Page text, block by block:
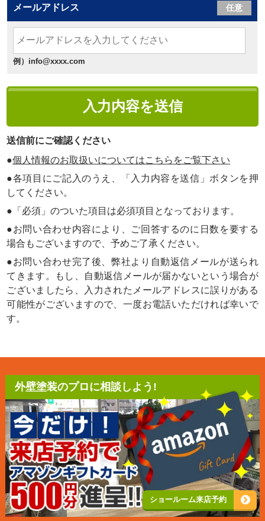
メールアドレス 任意
例）info@xxxx.com
送信前にご確認ください
●個人情報のお取扱いについてはこちらをご覧下さい
●各項目にご記入のうえ、「入力内容を送信」ボタンを押
してください。
●「必須」のついた項目は必須項目となっております。
●お問い合わせ内容により、ご回答するのに日数を要する
場合もございますので、予めご了承ください。
●お問い合わせ完了後、弊社より自動返信メールが送られ
てきます。もし、自動返信メールが届かないという場合が
ございましたら、入力されたメールアドレスに誤りがある
可能性がございますので、一度お電話いただければ幸いで
す。
外壁塗装のプロに相談しよう!
ショールーム来店予約